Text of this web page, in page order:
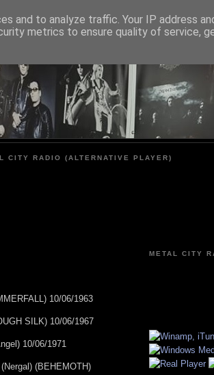
METAL CITY
CITY RADIO (ALTERNATIVE PLAYER)
10/06/1963
SILK) 10/06/1967
10/06/1971
(BEHEMOTH)
METAL CITY
and to analyze traffic. Your IP address
metrics to ensure quality of service,